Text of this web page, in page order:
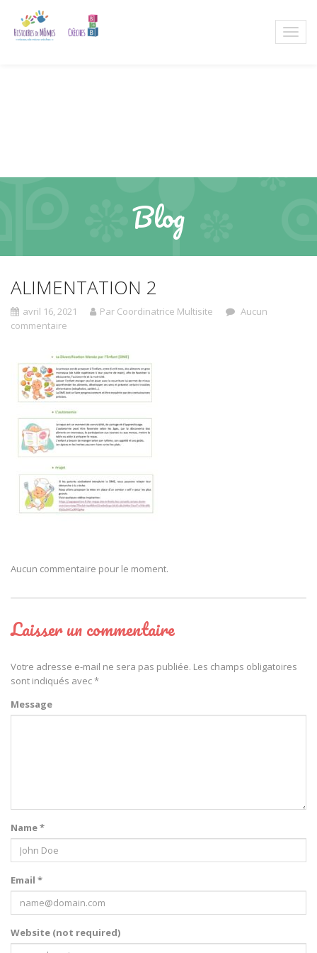
Blog
ALIMENTATION 2
avril 16, 2021 Par Coordinatrice Multisite
Aucun
commentaire
Aucun commentaire pour le moment.
Laisser un commentaire
Votre adresse e-mail ne sera pas publiée. Les champs obligatoires
sont indiqués avec*
Message
Name *
Email *
Website (not required)